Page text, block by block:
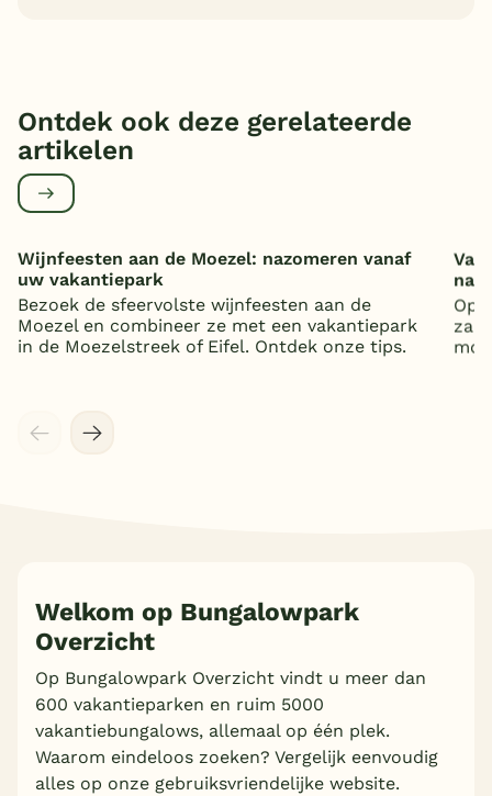
Ontdek ook deze gerelateerde
artikelen
Wijnfeesten aan de Moezel: nazomeren vanaf
uw vakantiepark
Bezoek de sfeervolste wijnfeesten aan de
Moezel en combineer ze met een vakantiepark
in de Moezelstreek of Eifel. Ontdek onze tips.
Op
Welkom op Bungalowpark
Overzicht
Op Bungalowpark Overzicht vindt u meer dan
600 vakantieparken en ruim 5000
vakantiebungalows, allemaal op één plek.
Waarom eindeloos zoeken? Vergelijk eenvoudig
alles op onze gebruiksvriendelijke website.